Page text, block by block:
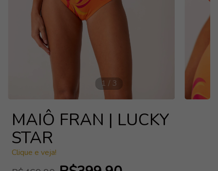
1 / 3
MAIÔ FRAN | LUCKY
STAR
Clique e veja!